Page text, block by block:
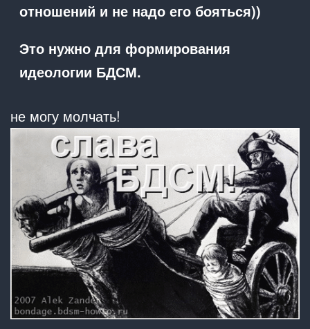
отношений и не надо его бояться))
Это нужно для формирования
идеологии БДСМ.
не могу молчать!